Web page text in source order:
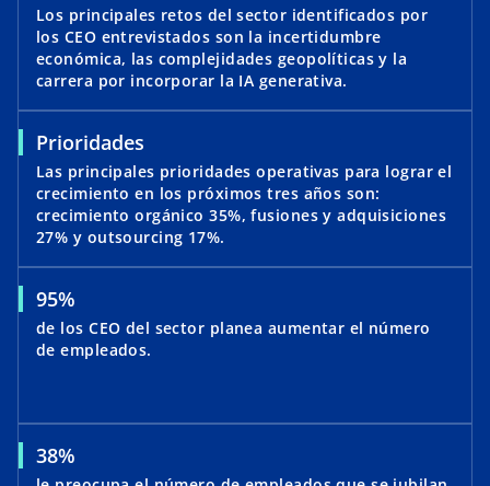
Los principales retos del sector identificados por
los CEO entrevistados son la incertidumbre
económica, las complejidades geopolíticas y la
carrera por incorporar la IA generativa.
Prioridades
Las principales prioridades operativas para lograr el
crecimiento en los próximos tres años son:
crecimiento orgánico 35%, fusiones y adquisiciones
27% y outsourcing 17%.
95%
de los CEO del sector planea aumentar el número
de empleados.
38%